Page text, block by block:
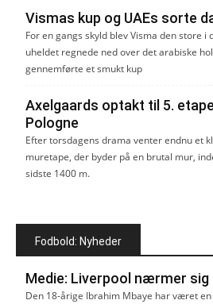
Vismas kup og UAEs sorte
For en gangs skyld blev Visma den store i
uheldet regnede ned over det arabiske
gennemførte et smukt kup
Axelgaards optakt til 5.
Pologne
Efter torsdagens drama venter endnu et
muretape, der byder på en brutal mur,
sidste 1400 m.
Fodbold: Nyheder
Medie: Liverpool nærmer sig
Den 18-årige Ibrahim Mbaye har været